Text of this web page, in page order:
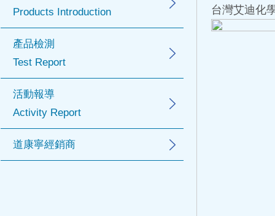
Products Introduction
產品檢測
Test Report
活動報導
Activity Report
道康寧經銷商
台灣艾迪化